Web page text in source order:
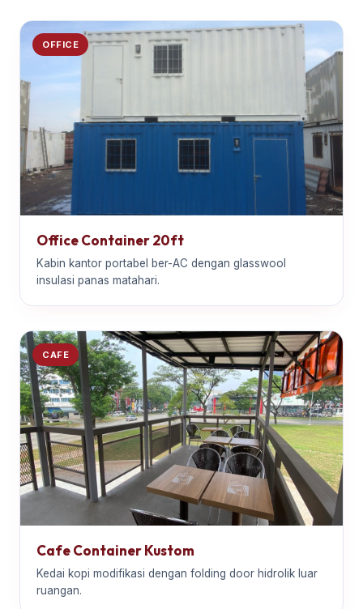
OFFICE
Office Container 20ft
Kabin kantor portabel ber-AC dengan glasswool
insulasi panas matahari.
CAFE
Cafe Container Kustom
Kedai kopi modifikasi dengan folding door hidrolik luar
ruangan.